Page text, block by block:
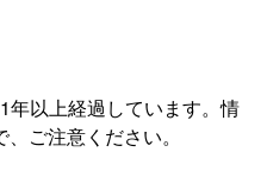
年以上経過しています。情
ご注意ください。